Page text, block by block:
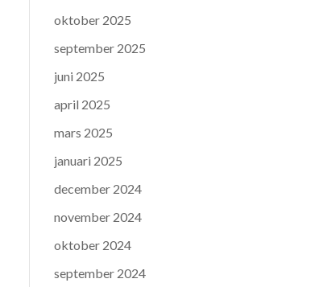
oktober 2025
september 2025
juni 2025
april 2025
mars 2025
januari 2025
december 2024
november 2024
oktober 2024
september 2024